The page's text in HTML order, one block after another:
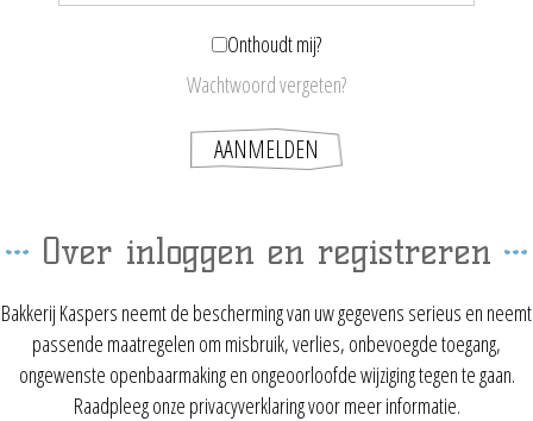
Onthoudt mij?
Wachtwoord vergeten?
Over inloggen en registreren
Bakkerij Kaspers neemt de bescherming van uw gegevens serieus en neemt
passende maatregelen om misbruik, verlies, onbevoegde toegang,
ongewenste openbaarmaking en ongeoorloofde wijziging tegen te gaan.
Raadpleeg onze privacyverklaring voor meer informatie.